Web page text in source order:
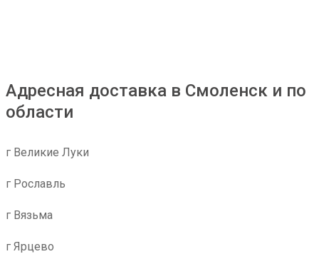
Адресная доставка в Смоленск и по
области
г Великие Луки
г Рославль
г Вязьма
г Ярцево